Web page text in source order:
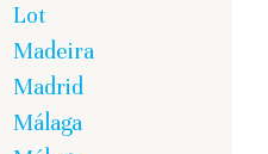
Lot
Madeira
Madrid
Málaga